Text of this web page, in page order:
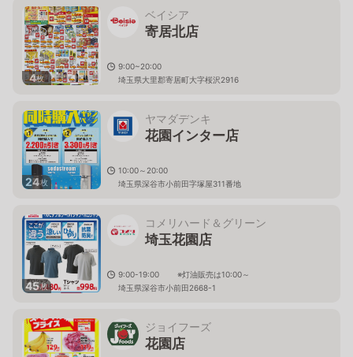
4枚
ベイシア
寄居北店
9:00~20:00
埼玉県大里郡寄居町大字桜沢2916
24枚
ヤマダデンキ
花園インター店
10:00～20:00
埼玉県深谷市小前田字塚屋311番地
45枚
コメリハード＆グリーン
埼玉花園店
9:00-19:00 ※灯油販売は10:00～
埼玉県深谷市小前田2668-1
ジョイフーズ
花園店